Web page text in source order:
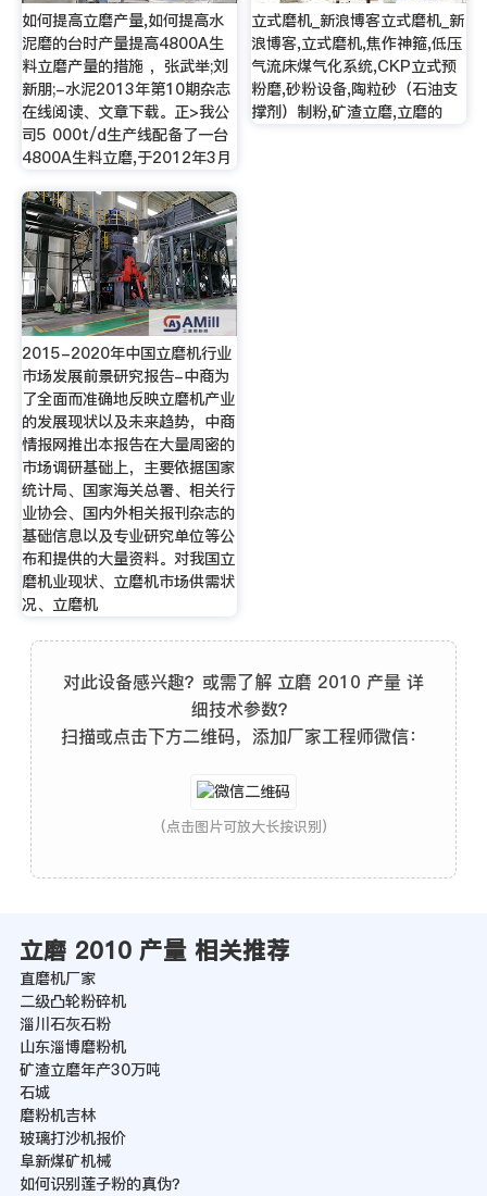
如何提高立磨产量,如何提高水
泥磨的台时产量提高4800A生
料立磨产量的措施 ，张武举;刘
新朋;-水泥2013年第10期杂志
在线阅读、文章下载。正>我公
司5 000t/d生产线配备了一台
4800A生料立磨,于2012年3月
立式磨机_新浪博客立式磨机_新
浪博客,立式磨机,焦作神箍,低压
气流床煤气化系统,CKP立式预
粉磨,砂粉设备,陶粒砂（石油支
撑剂）制粉,矿渣立磨,立磨的
2015-2020年中国立磨机行业
市场发展前景研究报告-中商为
了全面而准确地反映立磨机产业
的发展现状以及未来趋势，中商
情报网推出本报告在大量周密的
市场调研基础上，主要依据国家
统计局、国家海关总署、相关行
业协会、国内外相关报刊杂志的
基础信息以及专业研究单位等公
布和提供的大量资料。对我国立
磨机业现状、立磨机市场供需状
况、立磨机
对此设备感兴趣？或需了解 立磨 2010 产量 详
细技术参数？
扫描或点击下方二维码，添加厂家工程师微信：
(点击图片可放大长按识别)
立磨 2010 产量 相关推荐
直磨机厂家
二级凸轮粉碎机
淄川石灰石粉
山东淄博磨粉机
矿渣立磨年产30万吨
石城
磨粉机吉林
玻璃打沙机报价
阜新煤矿机械
如何识别莲子粉的真伪？